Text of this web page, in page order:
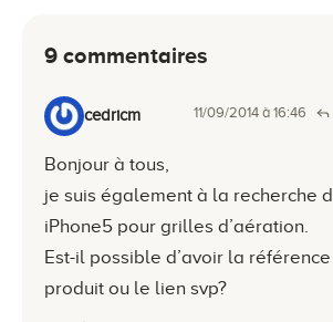
9 commentaires
cedricm 11/09/2014 à 16:46
Bonjour à tous,
je suis également à la recherche
iPhone5 pour grilles d’aération.
Est-il possible d’avoir la
produit ou le lien svp?